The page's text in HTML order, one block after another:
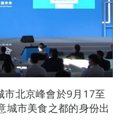
市北京峰會於9月17至
城市美食之都的身份出